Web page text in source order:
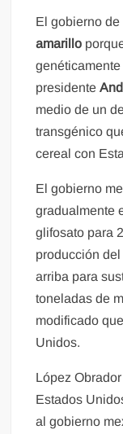
El gobierno
amarillo
presidente
medio de un
transgénico
cereal con
El gobierno
gradualmente
glifosato para
producción
arriba para
toneladas de
modificado
Unidos.
López
Estados
al gobierno